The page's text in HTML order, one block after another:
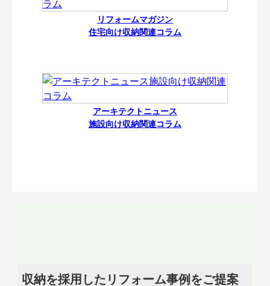
リフォームマガジン
住宅向け収納関連コラム
アーキテクトニュース
施設向け収納関連コラム
収納を採用したリフォーム事例をご提案